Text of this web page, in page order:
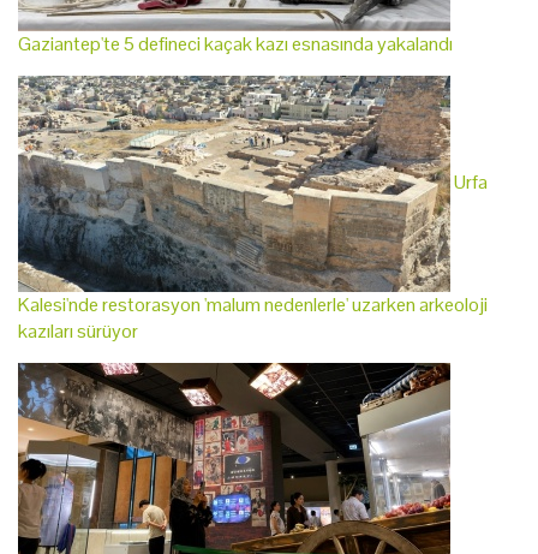
Gaziantep'te 5 defineci kaçak kazı esnasında yakalandı
Urfa
Kalesi'nde restorasyon 'malum nedenlerle' uzarken arkeoloji
kazıları sürüyor